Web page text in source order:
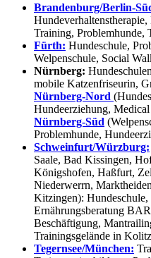
Brandenburg/Berlin-
Training, Problemhunde,
Fürth: Hundeschule,
Welpenschule, Social
Nürnberg:
mobile Katzenfriseurin,
Nürnberg-Nord
Hundeerziehung,
Nürnberg-Süd
Problemhunde,
Schweinfurt/Würzburg:
Saale, Bad Kissingen,
Königshofen, Haßfurt,
Niederwerrn,
Kitzingen):
Ernährungsberatung
Beschäftigung,
Trainingsgelände in
Tegernsee/München: